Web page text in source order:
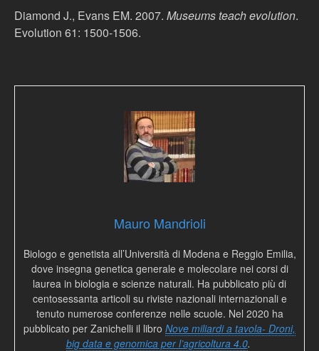
Diamond J., Evans EM. 2007. Museums teach evolution.
Evolution 61: 1500-1506.
Mauro Mandrioli
Biologo e genetista all’Università di Modena e Reggio Emilia,
dove insegna genetica generale e molecolare nei corsi di
laurea in biologia e scienze naturali. Ha pubblicato più di
centosessanta articoli su riviste nazionali internazionali e
tenuto numerose conferenze nelle scuole. Nel 2020 ha
pubblicato per Zanichelli il libro Nove miliardi a tavola- Droni,
big data e genomica per l’agricoltura 4.0.